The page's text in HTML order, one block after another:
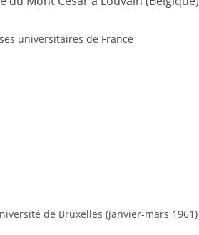
universitaires de France
de Bruxelles (janvier-mars 1961)